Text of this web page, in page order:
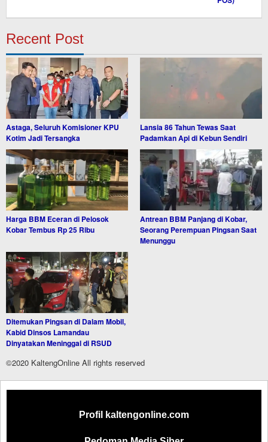
Recent Post
Astaga, Seluruh Komisioner KPU
Kotim Jadi Tersangka
Lansia 86 Tahun Tewas Saat
Padamkan Api di Kebun Sendiri
Harga BBM Eceran di Pelosok
Kobar Tembus Rp 25 Ribu
Antrean BBM Panjang di Kobar,
Seorang Perempuan Pingsan Saat
Menunggu
Ditemukan Pingsan di Dalam Mobil,
Kabid Dinsos Lamandau
Dinyatakan Meninggal di RSUD
©2020 KaltengOnline All rights reserved
Profil kaltengonline.com